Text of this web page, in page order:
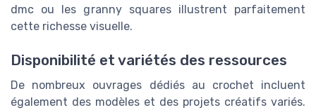
dmc ou les granny squares illustrent parfaitement
cette richesse visuelle.
Disponibilité et variétés des ressources
De nombreux ouvrages dédiés au crochet incluent
également des modèles et des projets créatifs variés.